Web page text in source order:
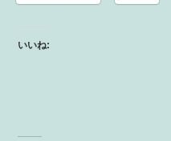
いいね: